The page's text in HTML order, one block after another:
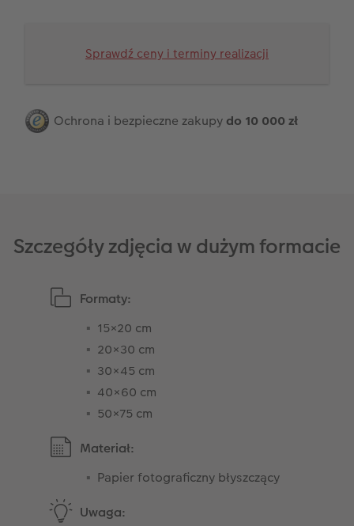
Sprawdź ceny i terminy realizacji
Ochrona i bezpieczne zakupy do 10 000 zł
Szczegóły zdjęcia w dużym formacie
Formaty:
15×20 cm
20×30 cm
30×45 cm
40×60 cm
50×75 cm
Materiał:
Papier fotograficzny błyszczący
Uwaga: